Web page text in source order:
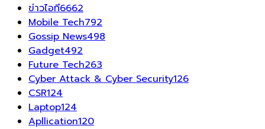
ข่าวไอที6662
Mobile Tech792
Gossip News498
Gadget492
Future Tech263
Cyber Attack & Cyber Security126
CSR124
Laptop124
Apllication120